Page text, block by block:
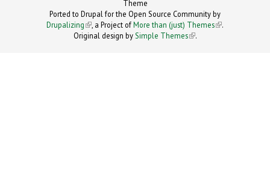
Theme
Ported to Drupal for the Open Source Community by
Drupalizing(link is external)
, a Project ofMore than (just) Themes (link is
.
Original design by Simple Themes
(link is
.